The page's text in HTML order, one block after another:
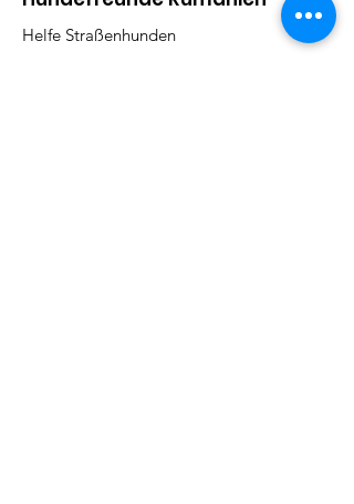
Helfe Straßenhunden